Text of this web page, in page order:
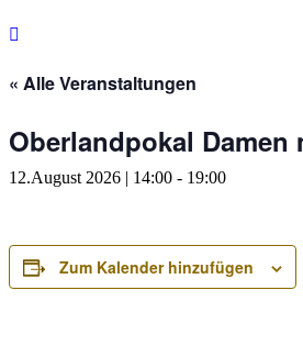
« Alle Veranstaltungen
Oberlandpokal Damen
12.August 2026 | 14:00 - 19:00
Zum Kalender hinzufügen